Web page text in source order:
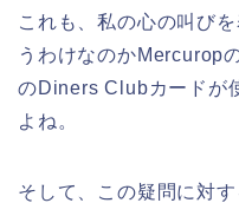
これも、私の心の叫び
うわけなのかMercurop
のDiners Clubカードが
よね。
そして、この疑問に対